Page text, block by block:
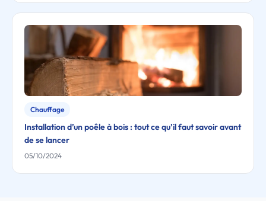
Chauffage
Installation d’un poêle à bois : tout ce qu’il faut savoir avant
de se lancer
05/10/2024